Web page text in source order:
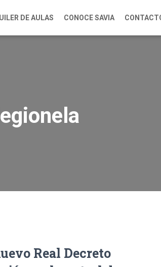
DE AULAS CONOCE SAVIA
legionela
Real Decreto